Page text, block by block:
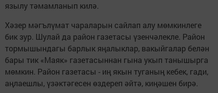
язылу тәмамланып килә.
Хәзер мәгълүмат чараларын сайлап алу мөмкинлеге
бик зур. Шулай да район газетасы үзенчәлекле. Район
тормышындагы барлык яңалыклар, вакыйгалар белән
бары тик «Маяк» газетасыннан гына укып танышырга
мөмкин. Район газетасы - иң якын туганың кебек, гади,
аңлаешлы, үзәктәгесен өздереп әйтә, киңәшен бирә.